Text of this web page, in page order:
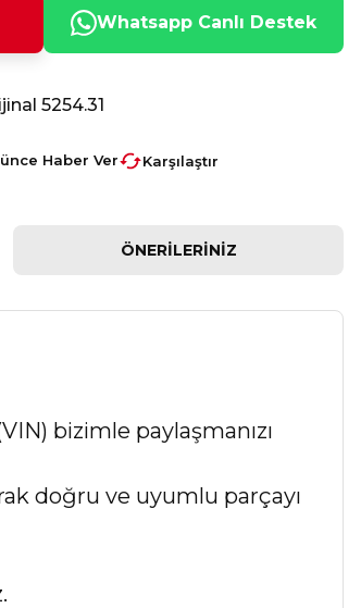
Whatsapp Canlı Destek
5254.31
Haber Ver Karşılaştır
ÖNERILERINIZ
bizimle paylaşmanızı
doğru ve uyumlu parçayı